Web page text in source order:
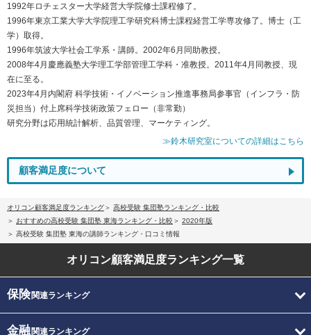
1992年ロチェスター大学経営大学院修士課程修了。
1996年東京工業大学大学院理工学研究科博士課程経営工学専攻修了。博士（工
学）取得。
1996年筑波大学社会工学系・講師。2002年6月同助教授。
2008年4月慶應義塾大学理工学部管理工学科・准教授。2011年4月同教授、現
在に至る。
2023年4月内閣府 科学技術・イノベーション推進事務局参事官（インフラ・防
災担当）付上席科学技術政策フェロー（非常勤）
研究分野は応用統計解析、品質管理、マーケティング。
≫鈴木研究室についての詳細はこちら
顧客満足度について
オリコン顧客満足度ランキング
高校受験 集団塾ランキング・比較
おすすめの高校受験 集団塾 東海ランキング・比較
2020年版
高校受験 集団塾 東海の講師ランキング・口コミ情報
オリコン顧客満足度ランキング一覧
保険関連ランキング
金融関連ランキング